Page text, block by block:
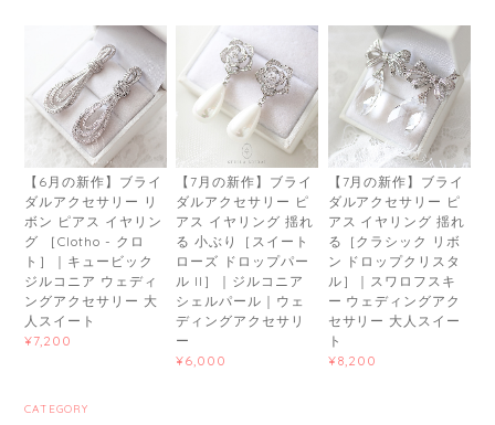
【6月の新作】ブライ
ダルアクセサリー リ
ボン ピアス イヤリン
グ ［Clotho - クロ
ト］｜キュービック
ジルコニア ウェディ
ングアクセサリー 大
人スイート
¥7,200
【7月の新作】ブライ
ダルアクセサリー ピ
アス イヤリング 揺れ
る 小ぶり［スイート
ローズ ドロップパー
ル II］｜ジルコニア
シェルパール｜ウェ
ディングアクセサリ
ー
¥6,000
【7月の新作】ブライ
ダルアクセサリー ピ
アス イヤリング 揺れ
る［クラシック リボ
ン ドロップクリスタ
ル］｜スワロフスキ
ー ウェディングアク
セサリー 大人スイー
ト
¥8,200
CATEGORY